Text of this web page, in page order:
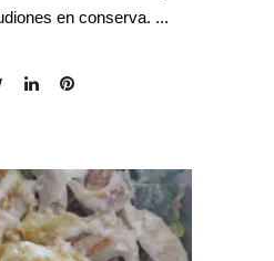
en conserva. ...